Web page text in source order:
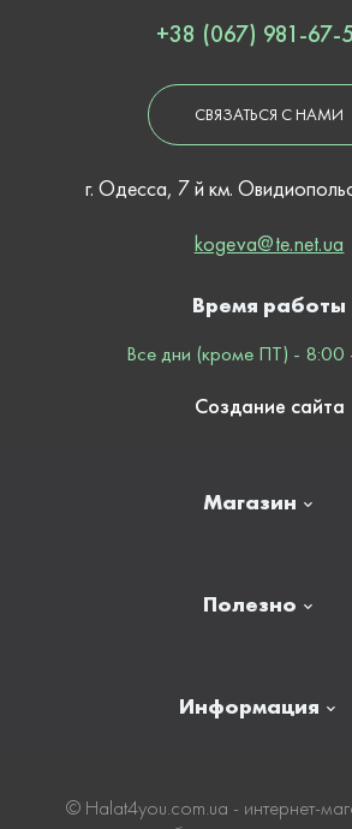
+38 (067) 981-67-
СВЯЗАТЬСЯ С НАМИ
г. Одесса, 7 й км.
kogeva@te.net.ua
Магазин
Полезно
Информация
Время работы
Все дни (кроме ПТ) -
Создание сайта
© Нalat4you.com.ua - интернет-